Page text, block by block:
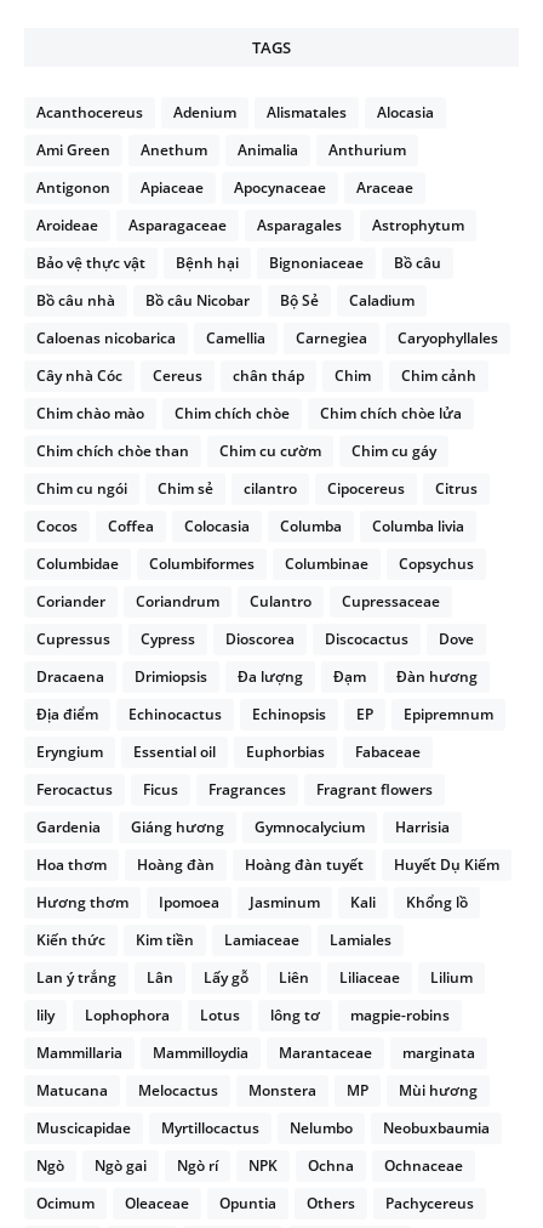
TAGS
Acanthocereus Adenium Alismatales
Alocasia
Ami Green
Anethum Animalia
Anthurium
Antigonon
Apiaceae Apocynaceae
Araceae
Aroideae
Asparagaceae Asparagales
Astrophytum
Bảo vệ thực vật
Bệnh hại Bignoniaceae
Bồ câu
Bồ câu nhà
Bồ câu Nicobar Bộ Sẻ
Caladium
Caloenas nicobarica
Camellia Carnegiea
Caryophyllales
Cây nhà Cóc
Cereus chân tháp Chim
Chim cảnh
Chim chào mào
Chim chích chòe
Chim chích chòe lửa
Chim chích chòe than
Chim cu cườm
Chim cu gáy
Chim cu ngói
Chim sẻ cilantro Cipocereus
Citrus
Cocos
Coffea Colocasia Columba
Columba livia
Columbidae
Columbiformes Columbinae
Copsychus
Coriander
Coriandrum Culantro
Cupressaceae
Cupressus
Cypress Dioscorea Discocactus
Dove
Dracaena
Drimiopsis Đa lượng Đạm
Đàn hương
Địa điểm
Echinocactus Echinopsis EP
Epipremnum
Eryngium
Essential oil Euphorbias
Fabaceae
Ferocactus
Ficus Fragrances
Fragrant flowers
Gardenia
Giáng hương Gymnocalycium
Harrisia
Hoa thơm
Hoàng đàn Hoàng đàn tuyết
Huyết Dụ Kiếm
Hương thơm
Ipomoea Jasminum Kali
Khổng lồ
Kiến thức
Kim tiền Lamiaceae
Lamiales
Lan ý trắng
Lân Lấy gỗ Liên Liliaceae
Lilium
lily
Lophophora Lotus lông tơ
magpie-robins
Mammillaria
Mammilloydia Marantaceae
marginata
Matucana
Melocactus Monstera MP
Mùi hương
Muscicapidae
Myrtillocactus Nelumbo
Neobuxbaumia
Ngò
Ngò gai Ngò rí NPK Ochna
Ochnaceae
Ocimum
Oleaceae Opuntia Others
Pachycereus